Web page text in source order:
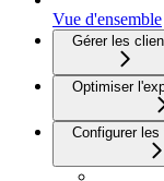
Vue d'ensemble
Gérer les
Optimiser
Configurer